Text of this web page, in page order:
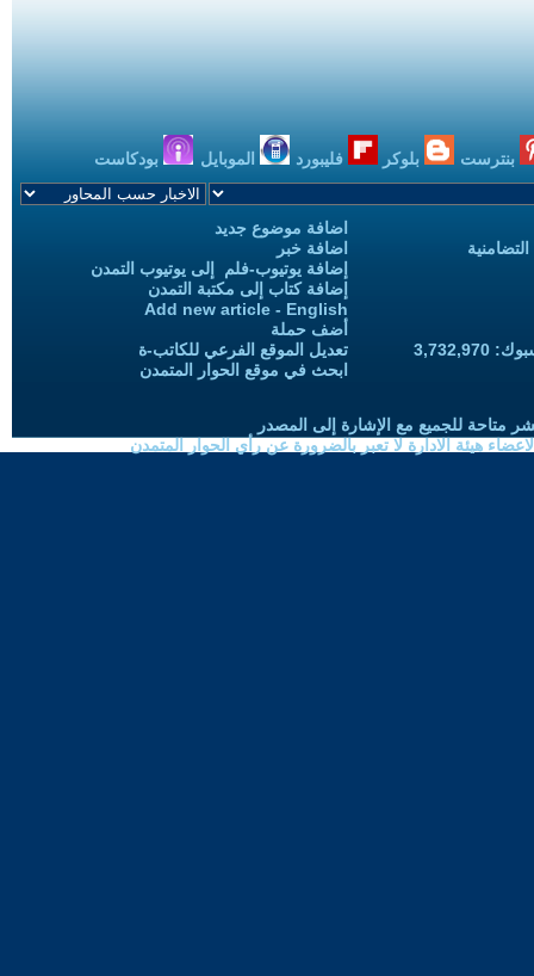
بنترست بلوكر فليبورد الموبايل بودكاست
اضافة موضوع جديد
اضافة خبر
إضافة يوتيوب-فلم إلى يوتيوب التمدن
إضافة كتاب إلى مكتبة التمدن
Add new article - English
أضف حملة
تعديل الموقع الفرعي للكاتب-ة
ابحث في موقع الحوار المتمدن
متاحة للجميع مع الإشارة إلى المصدر
هيئة الادارة لا تعبر بالضرورة عن رأي الحوار المتمدن